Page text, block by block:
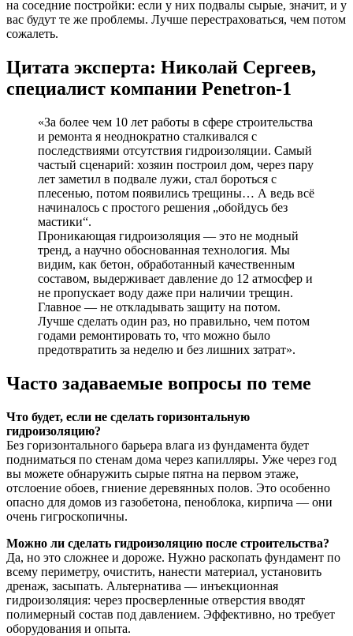
на соседние постройки: если у них подвалы сырые, значит, и у
вас будут те же проблемы. Лучше перестраховаться, чем потом
сожалеть.
Цитата эксперта: Николай Сергеев,
специалист компании Penetron-1
«За более чем 10 лет работы в сфере строительства
и ремонта я неоднократно сталкивался с
последствиями отсутствия гидроизоляции. Самый
частый сценарий: хозяин построил дом, через пару
лет заметил в подвале лужи, стал бороться с
плесенью, потом появились трещины… А ведь всё
начиналось с простого решения „обойдусь без
мастики“.
Проникающая гидроизоляция — это не модный
тренд, а научно обоснованная технология. Мы
видим, как бетон, обработанный качественным
составом, выдерживает давление до 12 атмосфер и
не пропускает воду даже при наличии трещин.
Главное — не откладывать защиту на потом.
Лучше сделать один раз, но правильно, чем потом
годами ремонтировать то, что можно было
предотвратить за неделю и без лишних затрат».
Часто задаваемые вопросы по теме
Что будет, если не сделать горизонтальную
гидроизоляцию?
Без горизонтального барьера влага из фундамента будет
подниматься по стенам дома через капилляры. Уже через год
вы можете обнаружить сырые пятна на первом этаже,
отслоение обоев, гниение деревянных полов. Это особенно
опасно для домов из газобетона, пеноблока, кирпича — они
очень гигроскопичны.
Можно ли сделать гидроизоляцию после строительства?
Да, но это сложнее и дороже. Нужно раскопать фундамент по
всему периметру, очистить, нанести материал, установить
дренаж, засыпать. Альтернатива — инъекционная
гидроизоляция: через просверленные отверстия вводят
полимерный состав под давлением. Эффективно, но требует
оборудования и опыта.